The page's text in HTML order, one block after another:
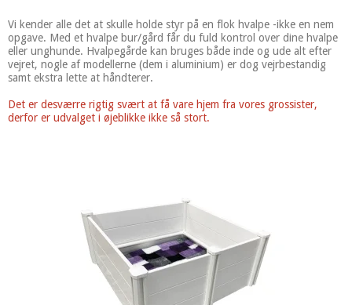
Vi kender alle det at skulle holde styr på en flok hvalpe -ikke en nem
opgave. Med et hvalpe bur/gård får du fuld kontrol over dine hvalpe
eller unghunde. Hvalpegårde kan bruges både inde og ude alt efter
vejret, nogle af modellerne (dem i aluminium) er dog vejrbestandig
samt ekstra lette at håndterer.
Det er desværre rigtig svært at få vare hjem fra vores grossister,
derfor er udvalget i øjeblikke ikke så stort.